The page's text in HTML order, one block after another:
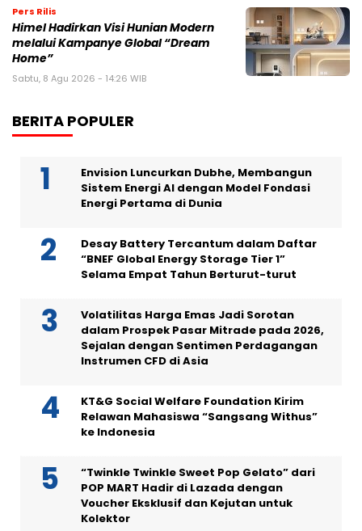
Pers Rilis
Himel Hadirkan Visi Hunian Modern
melalui Kampanye Global “Dream
Home”
Sabtu, 8 Agu 2026 - 14:26 WIB
BERITA POPULER
Envision Luncurkan Dubhe, Membangun
Sistem Energi AI dengan Model Fondasi
Energi Pertama di Dunia
Desay Battery Tercantum dalam Daftar
“BNEF Global Energy Storage Tier 1”
Selama Empat Tahun Berturut-turut
Volatilitas Harga Emas Jadi Sorotan
dalam Prospek Pasar Mitrade pada 2026,
Sejalan dengan Sentimen Perdagangan
Instrumen CFD di Asia
KT&G Social Welfare Foundation Kirim
Relawan Mahasiswa “Sangsang Withus”
ke Indonesia
“Twinkle Twinkle Sweet Pop Gelato” dari
POP MART Hadir di Lazada dengan
Voucher Eksklusif dan Kejutan untuk
Kolektor